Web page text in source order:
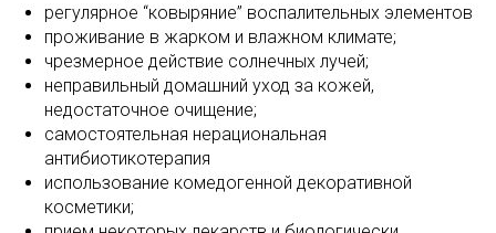
регулярное “ковыряние” воспалительных элементов
проживание в жарком и влажном климате;
чрезмерное действие солнечных лучей;
неправильный домашний уход за кожей,
недостаточное очищение;
самостоятельная нерациональная
антибиотикотерапия
использование комедогенной декоративной
косметики;